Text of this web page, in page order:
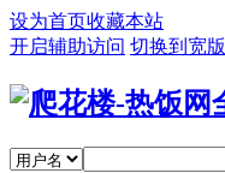
设为首页收藏本站
开启辅助访问 切换到宽版